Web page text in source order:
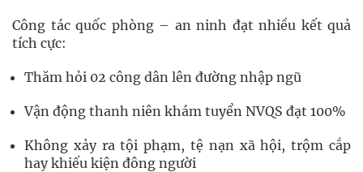
Công tác quốc phòng – an ninh đạt nhiều kết quả
tích cực:
Thăm hỏi 02 công dân lên đường nhập ngũ
Vận động thanh niên khám tuyển NVQS đạt 100%
Không xảy ra tội phạm, tệ nạn xã hội, trộm cắp
hay khiếu kiện đông người